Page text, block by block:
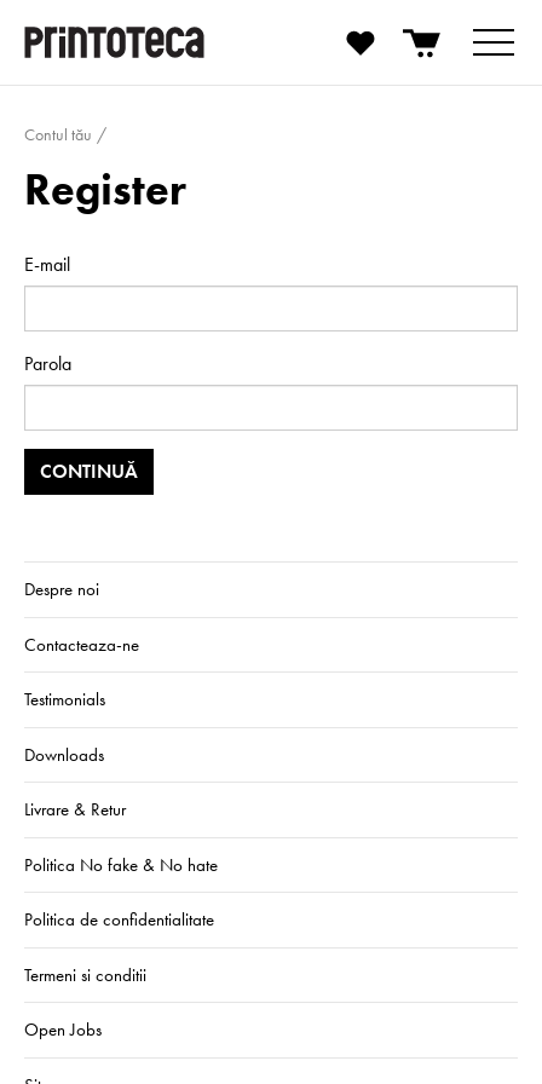
Contul tău
Register
E-mail
Parola
Despre noi
Contacteaza-ne
Testimonials
Downloads
Livrare & Retur
Politica No fake & No hate
Politica de confidentialitate
Termeni si conditii
Open Jobs